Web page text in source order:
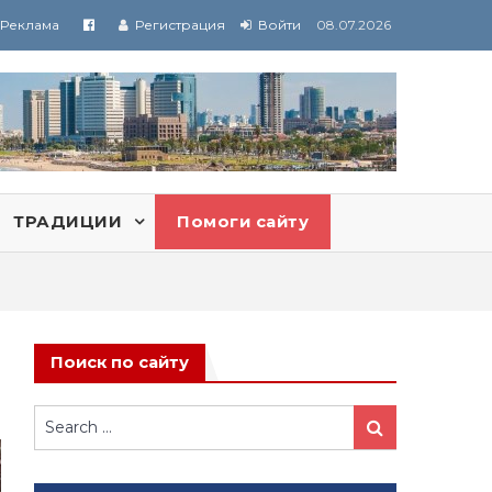
Реклама Регистрация Войти 08.07.2026
ТРАДИЦИИ Помоги сайту
Поиск по сайту
Search
for:
Search